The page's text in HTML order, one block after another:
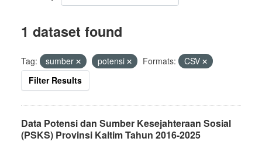
1 dataset found
Tag: sumber potensi Formats:
CSV
Filter Results
Data Potensi dan Sumber Kesejahteraan Sosial
(PSKS) Provinsi Kaltim Tahun 2016-2025